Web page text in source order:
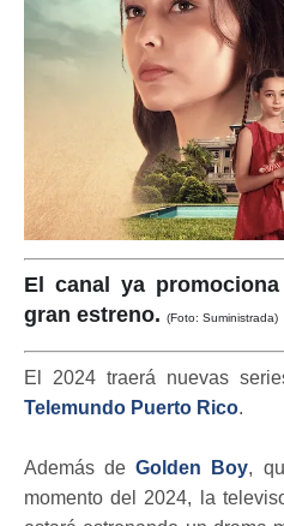
El canal ya
gran estreno. (Foto: Suministrada)
El 2024 traerá nuevas
Telemundo Puerto Rico.
Además deGolden Boy,
momento del 2024, la